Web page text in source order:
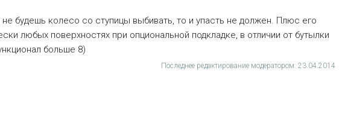
будешь колесо со ступицы выбивать, то и упасть не должен. Плюс его
любых поверхностях при опциональной подкладке, в отличии от бутылки
больше 8)
Последнее редактирование модератором: 23.04.2014